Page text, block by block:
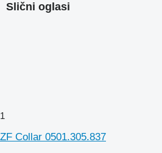
Slični oglasi
1
ZF Collar 0501.305.837